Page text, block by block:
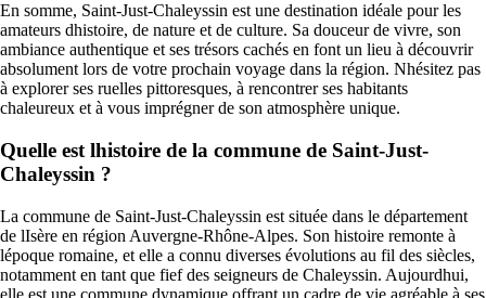
En somme, Saint-Just-Chaleyssin est une destination idéale pour les
amateurs dhistoire, de nature et de culture. Sa douceur de vivre, son
ambiance authentique et ses trésors cachés en font un lieu à découvrir
absolument lors de votre prochain voyage dans la région. Nhésitez pas
à explorer ses ruelles pittoresques, à rencontrer ses habitants
chaleureux et à vous imprégner de son atmosphère unique.
Quelle est lhistoire de la commune de Saint-Just-
Chaleyssin ?
La commune de Saint-Just-Chaleyssin est située dans le département
de lIsère en région Auvergne-Rhône-Alpes. Son histoire remonte à
lépoque romaine, et elle a connu diverses évolutions au fil des siècles,
notamment en tant que fief des seigneurs de Chaleyssin. Aujourdhui,
elle est une commune dynamique offrant un cadre de vie agréable à ses